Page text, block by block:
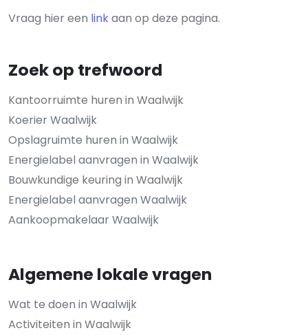
Vraag hier een linkaan op deze pagina.
Zoek op trefwoord
Kantoorruimte huren in Waalwijk
Koerier Waalwijk
Opslagruimte huren in Waalwijk
Energielabel aanvragen in Waalwijk
Bouwkundige keuring in Waalwijk
Energielabel aanvragen Waalwijk
Aankoopmakelaar Waalwijk
Algemene lokale vragen
Wat te doen in Waalwijk
Activiteiten in Waalwijk